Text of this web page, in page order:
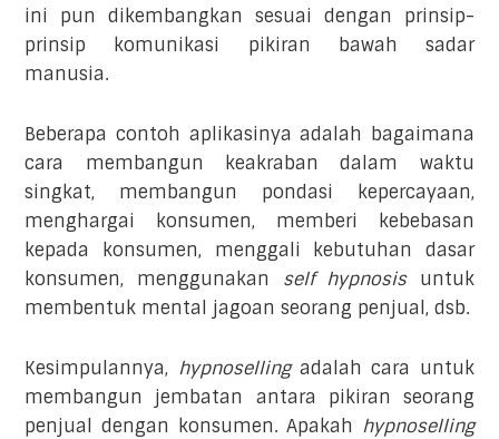
ini pun dikembangkan sesuai dengan prinsip-
prinsip komunikasi pikiran bawah sadar
manusia.
Beberapa contoh aplikasinya adalah bagaimana
cara membangun keakraban dalam waktu
singkat, membangun pondasi kepercayaan,
menghargai konsumen, memberi kebebasan
kepada konsumen, menggali kebutuhan dasar
konsumen, menggunakan self hypnosisuntuk
membentuk mental jagoan seorang penjual, dsb.
Kesimpulannya, hypnosellingadalah cara untuk
membangun jembatan antara pikiran seorang
penjual dengan konsumen. Apakah hypnoselling